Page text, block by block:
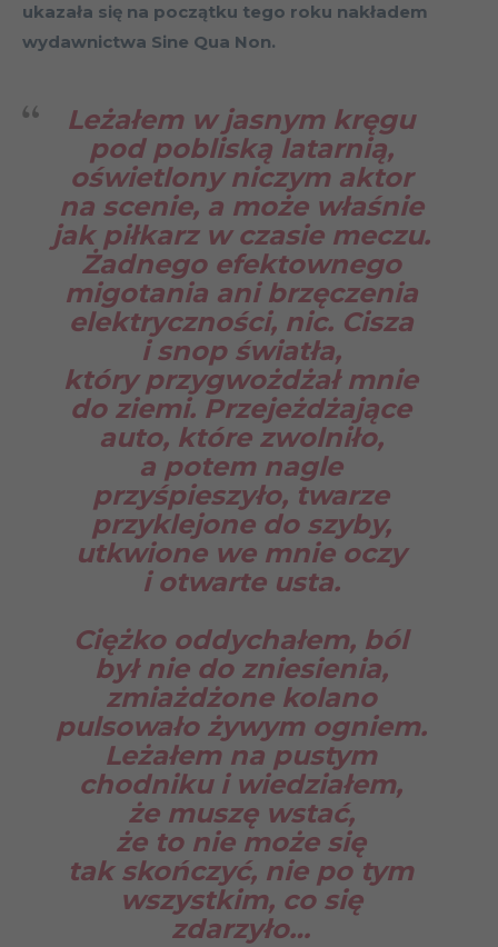
ukazała się na początku tego roku nakładem
wydawnictwa Sine Qua Non.
Leżałem w jasnym kręgu
pod pobliską latarnią,
oświetlony niczym aktor
na scenie, a może właśnie
jak piłkarz w czasie meczu.
Żadnego efektownego
migotania ani brzęczenia
elektryczności, nic. Cisza
i snop światła,
który przygwożdżał mnie
do ziemi. Przejeżdżające
auto, które zwolniło,
a potem nagle
przyśpieszyło, twarze
przyklejone do szyby,
utkwione we mnie oczy
i otwarte usta.
Ciężko oddychałem, ból
był nie do zniesienia,
zmiażdżone kolano
pulsowało żywym ogniem.
Leżałem na pustym
chodniku i wiedziałem,
że muszę wstać,
że to nie może się
tak skończyć, nie po tym
wszystkim, co się
zdarzyło…